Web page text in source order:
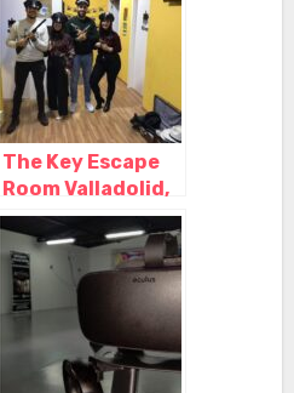
Valladolid –
Castilla y León
The Key Escape
Room Valladolid,
Valladolid –
Castilla y León